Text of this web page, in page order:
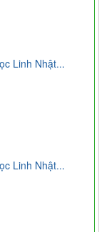
Linh Nhật...
Linh Nhật...